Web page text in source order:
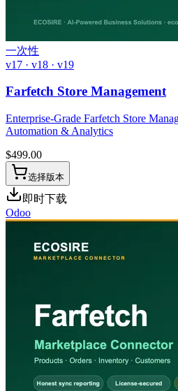
一次性
v17 · v18 · v19
Farfetch Store Management
Enterprise-Grade Farfetch Store
Automation & Analytics
$499.00
选择版本
即时下载
Odoo